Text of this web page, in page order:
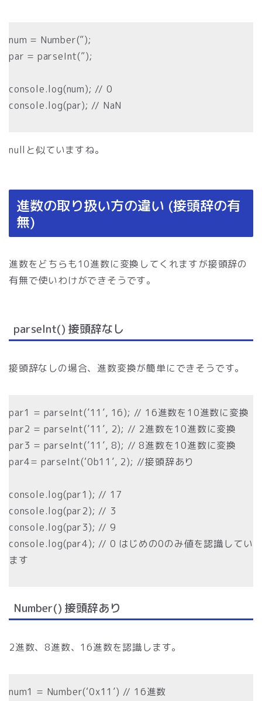
num = Number(”);
par = parseInt(”);
console.log(num); // 0
console.log(par); // NaN
nullと似ていますね。
進数の取り扱い方の違い (接頭辞の有
無)
進数をどちらも10進数に変換してくれますが接頭辞の
有無で使いわけができそうです。
parseInt() 接頭辞なし
接頭辞なしの場合、進数変換が簡単にできそうです。
par1 = parseInt(’11’, 16); // 16進数を10進数に変換
par2 = parseInt(’11’, 2); // 2進数を10進数に変換
par3 = parseInt(’11’, 8); // 8進数を10進数に変換
par4= parseInt(‘0b11’, 2); //接頭辞あり
console.log(par1); // 17
console.log(par2); // 3
console.log(par3); // 9
console.log(par4); // 0 はじめの0のみ値を認識してい
ます
Number() 接頭辞あり
2進数、8進数、16進数を認識します。
num1 = Number(‘0x11’) // 16進数